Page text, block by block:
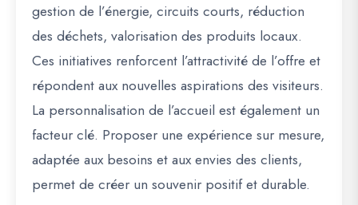
gestion de l’énergie, circuits courts, réduction
des déchets, valorisation des produits locaux.
Ces initiatives renforcent l’attractivité de l’offre et
répondent aux nouvelles aspirations des visiteurs.
La personnalisation de l’accueil est également un
facteur clé. Proposer une expérience sur mesure,
adaptée aux besoins et aux envies des clients,
permet de créer un souvenir positif et durable.